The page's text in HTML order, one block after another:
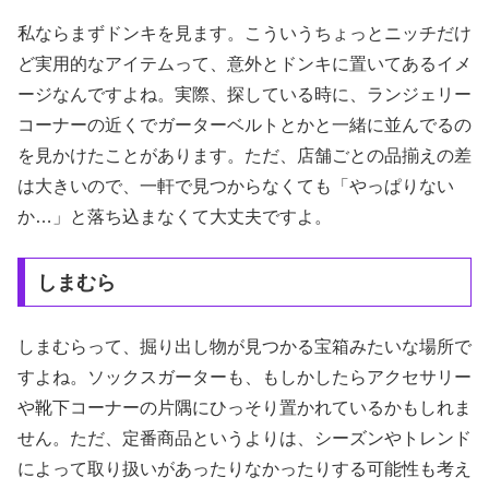
私ならまずドンキを見ます。こういうちょっとニッチだけ
ど実用的なアイテムって、意外とドンキに置いてあるイメ
ージなんですよね。実際、探している時に、ランジェリー
コーナーの近くでガーターベルトとかと一緒に並んでるの
を見かけたことがあります。ただ、店舗ごとの品揃えの差
は大きいので、一軒で見つからなくても「やっぱりない
か…」と落ち込まなくて大丈夫ですよ。
しまむら
しまむらって、掘り出し物が見つかる宝箱みたいな場所で
すよね。ソックスガーターも、もしかしたらアクセサリー
や靴下コーナーの片隅にひっそり置かれているかもしれま
せん。ただ、定番商品というよりは、シーズンやトレンド
によって取り扱いがあったりなかったりする可能性も考え